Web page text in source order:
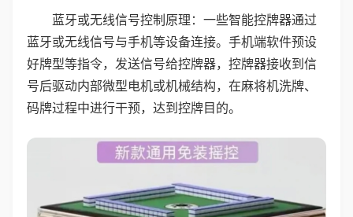
蓝牙或无线信号控制原理：一些智能控牌器通过
蓝牙或无线信号与手机等设备连接。手机端软件预设
好牌型等指令，发送信号给控牌器，控牌器接收到信
号后驱动内部微型电机或机械结构，在麻将机洗牌、
码牌过程中进行干预，达到控牌目的。